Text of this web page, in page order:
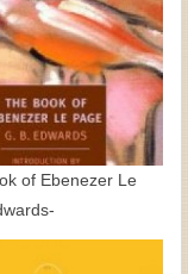
of Ebenezer Le